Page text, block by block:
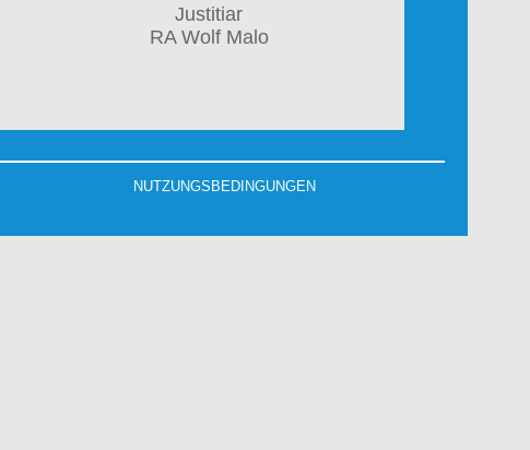
Justitiar
RA Wolf Malo
NUTZUNGSBEDINGUNGEN